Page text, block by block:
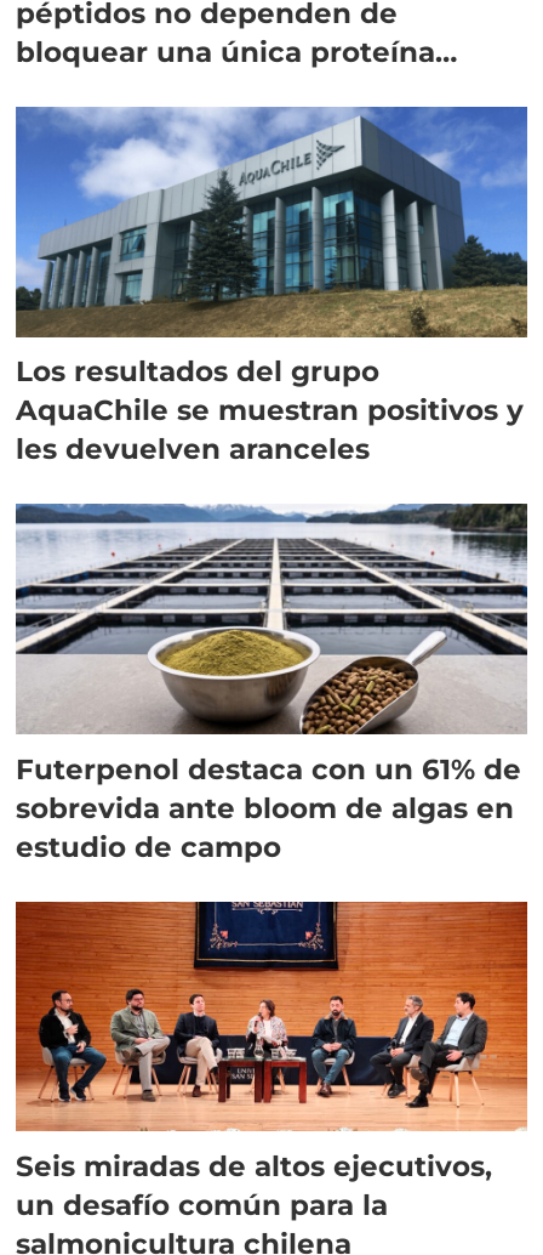
péptidos no dependen de
bloquear una única proteína
Los resultados del grupo
AquaChile se muestran positivos y
les devuelven aranceles
Futerpenol destaca con un 61% de
sobrevida ante bloom de algas en
estudio de campo
Seis miradas de altos ejecutivos,
un desafío común para la
salmonicultura chilena